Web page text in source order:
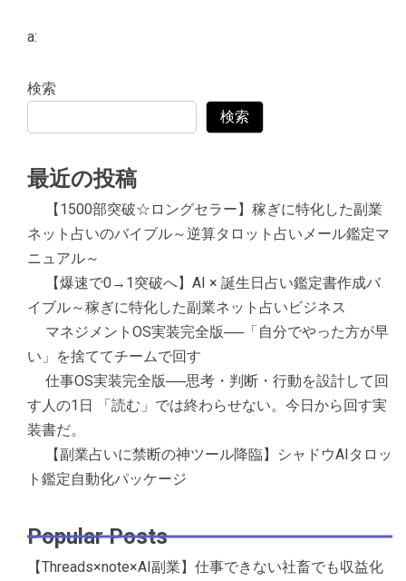
a:
検索
検索
最近の投稿
【1500部突破☆ロングセラー】稼ぎに特化した副業
ネット占いのバイブル～逆算タロット占いメール鑑定マ
ニュアル～
【爆速で0→1突破へ】AI × 誕生日占い鑑定書作成バ
イブル～稼ぎに特化した副業ネット占いビジネス
マネジメントOS実装完全版──「自分でやった方が早
い」を捨ててチームで回す
仕事OS実装完全版──思考・判断・行動を設計して回
す人の1日 「読む」では終わらせない。今日から回す実
装書だ。
【副業占いに禁断の神ツール降臨】シャドウAIタロッ
ト鑑定自動化パッケージ
Popular Posts
【Threads×note×AI副業】仕事できない社畜でも収益化